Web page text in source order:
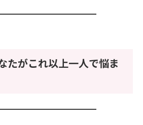
たがこれ以上一人で悩ま